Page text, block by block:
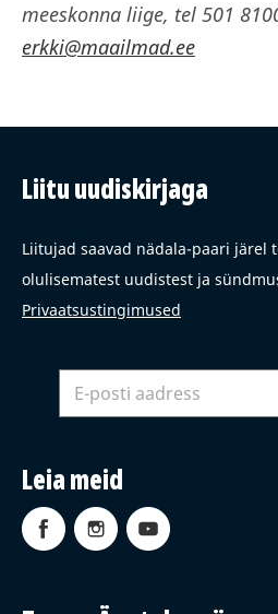
meeskonna liige, tel 501
erkki@maailmad.ee
Liitu uudiskirjaga
Liitujad saavad nädala-paari järel
olulisematest uudistest ja
Privaatsustingimused
Leia meid